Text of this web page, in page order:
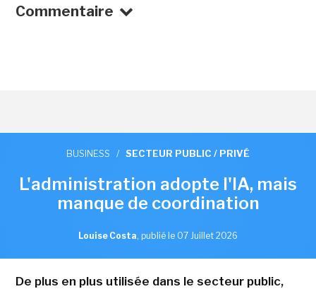
Commentaire
BUSINESS / SECTEUR PUBLIC / PRIVÉ
L'administration adopte l'IA, mais
manque de coordination
Louise Costa, publié le 07 Juillet 2026
De plus en plus utilisée dans le secteur public,